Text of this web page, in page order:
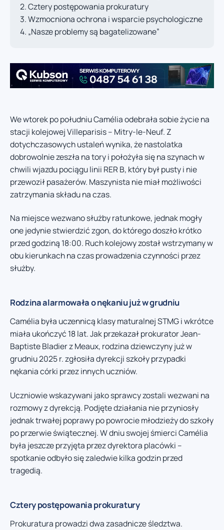
Cztery postępowania prokuratury
Wzmocniona ochrona i wsparcie psychologiczne
„Nasze problemy są bagatelizowane”
We wtorek po południu Camélia odebrała sobie życie na
stacji kolejowej Villeparisis – Mitry-le-Neuf. Z
dotychczasowych ustaleń wynika, że nastolatka
dobrowolnie zeszła na tory i położyła się na szynach w
chwili wjazdu pociągu linii RER B, który był pusty i nie
przewoził pasażerów. Maszynista nie miał możliwości
zatrzymania składu na czas.
Na miejsce wezwano służby ratunkowe, jednak mogły
one jedynie stwierdzić zgon, do którego doszło krótko
przed godziną 18:00. Ruch kolejowy został wstrzymany w
obu kierunkach na czas prowadzenia czynności przez
służby.
Rodzina alarmowała o nękaniu już w grudniu
Camélia była uczennicą klasy maturalnej STMG i wkrótce
miała ukończyć 18 lat. Jak przekazał prokurator Jean-
Baptiste Bladier z Meaux, rodzina dziewczyny już w
grudniu 2025 r. zgłosiła dyrekcji szkoły przypadki
nękania córki przez innych uczniów.
Uczniowie wskazywani jako sprawcy zostali wezwani na
rozmowy z dyrekcją. Podjęte działania nie przyniosły
jednak trwałej poprawy po powrocie młodzieży do szkoły
po przerwie świątecznej. W dniu swojej śmierci Camélia
była jeszcze przyjęta przez dyrektora placówki –
spotkanie odbyło się zaledwie kilka godzin przed
tragedią.
Cztery postępowania prokuratury
Prokuratura prowadzi dwa zasadnicze śledztwa.